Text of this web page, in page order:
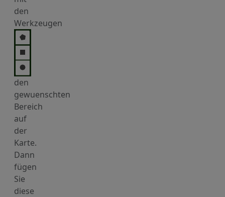
den
Werkzeugen
den
gewuenschten
Bereich
auf
der
Karte.
Dann
fügen
Sie
diese